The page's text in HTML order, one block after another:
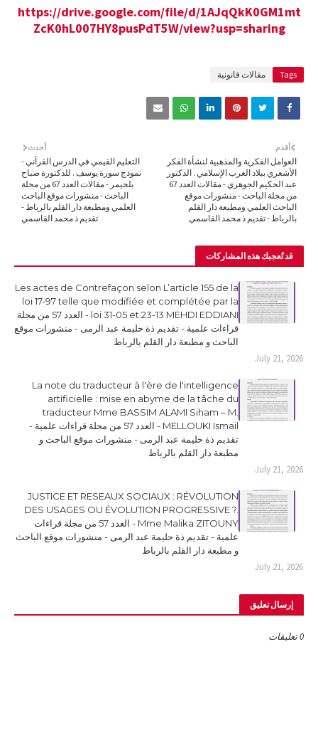
https://drive.google.com/file/d/1AJqQkK0GM1mt
ZcK0hL007HY8pusPdT5W/view?usp=sharing
Tags مقالات قانونية
أحدث
التعليم القيمي في الدرس القرآني -
نموذج سورة يوسف . للدكتورة صباح
بلحيمر - مقالات العدد 67 من مجلة
الباحث - منشورات موقع الباحث
العلمي ومطبعة دار القلم بالرباط -
تقديم ذ محمد القاسمي
أقدم
العوامل الفكرية والمذهبية لنشأة الفكر
الأشعري ببلاد الغرب الإسلامي . الدكتور
عبد الحكيم الجوهري - مقالات العدد 67
من مجلة الباحث - منشورات موقع
الباحث العلمي ومطبعة دار القلم
بالرباط - تقديم ذ محمد القاسمي
قد تُعجبك هذه المشاركات
Les actes de Contrefaçon selon L’article 155 de la
loi 17-97 telle que modifiée et complétée par la
loi 31-05 et 23-13 MEHDI EDDIANI - العدد 57 من مجلة
قراءات علمية - تقديم ذة حليمة عبد الرمى - منشورات موقع
الباحث و مطبعة دار القلم بالرباط
July 21, 2026
La note du traducteur à l'ère de l'intelligence
artificielle : mise en abyme de la tâche du
traducteur Mme BASSIM ALAMI Siham – M.
MELLOUKI Ismail - العدد 57 من مجلة قراءات علمية -
تقديم ذة حليمة عبد الرمى - منشورات موقع الباحث و
مطبعة دار القلم بالرباط
July 21, 2026
JUSTICE ET RESEAUX SOCIAUX : RÉVOLUTION
DES USAGES OU ÉVOLUTION PROGRESSIVE ?.
Mme Malika ZITOUNY - العدد 57 من مجلة قراءات
علمية - تقديم ذة حليمة عبد الرمى - منشورات موقع الباحث
و مطبعة دار القلم بالرباط
July 21, 2026
إرسال تعليق
0 تعليقات